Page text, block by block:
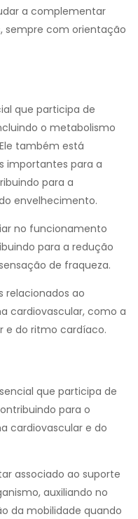
a complementar
sempre com orientação
que participa de
o metabolismo
também está
importantes para a
para a
envelhecimento.
no funcionamento
para a redução
de fraqueza.
relacionados ao
cardiovascular, como a
e do ritmo cardíaco.
que participa de
para o
cardiovascular e do
associado ao suporte
auxiliando no
da mobilidade quando